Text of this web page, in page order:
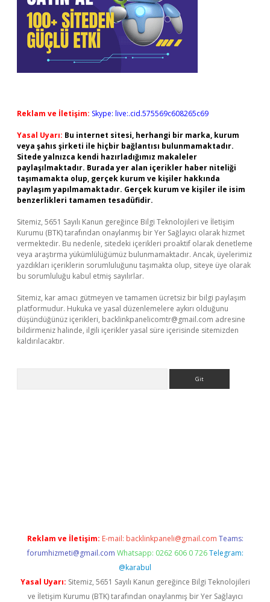
Reklam ve İletişim: Skype: live:.cid.575569c608265c69
Yasal Uyarı: Bu internet sitesi, herhangi bir marka, kurum
veya şahıs şirketi ile hiçbir bağlantısı bulunmamaktadır.
Sitede yalnızca kendi hazırladığımız makaleler
paylaşılmaktadır. Burada yer alan içerikler haber niteliği
taşımamakta olup, gerçek kurum ve kişiler hakkında
paylaşım yapılmamaktadır. Gerçek kurum ve kişiler ile isim
benzerlikleri tamamen tesadüfidir.
Sitemiz, 5651 Sayılı Kanun gereğince Bilgi Teknolojileri ve İletişim
Kurumu (BTK) tarafından onaylanmış bir Yer Sağlayıcı olarak hizmet
vermektedir. Bu nedenle, sitedeki içerikleri proaktif olarak denetleme
veya araştırma yükümlülüğümüz bulunmamaktadır. Ancak, üyelerimiz
yazdıkları içeriklerin sorumluluğunu taşımakta olup, siteye üye olarak
bu sorumluluğu kabul etmiş sayılırlar.
Sitemiz, kar amacı gütmeyen ve tamamen ücretsiz bir bilgi paylaşım
platformudur. Hukuka ve yasal düzenlemelere aykırı olduğunu
düşündüğünüz içerikleri, backlinkpanelicomtr@gmail.com adresine
bildirmeniz halinde, ilgili içerikler yasal süre içerisinde sitemizden
kaldırılacaktır.
Reklam ve İletişim: E-mail: backlinkpaneli@gmail.com Teams:
forumhizmeti@gmail.com Whatsapp: 0262 606 0 726 Telegram:
@karabul
Yasal Uyarı: Sitemiz, 5651 Sayılı Kanun gereğince Bilgi Teknolojileri
ve İletişim Kurumu (BTK) tarafından onaylanmış bir Yer Sağlayıcı